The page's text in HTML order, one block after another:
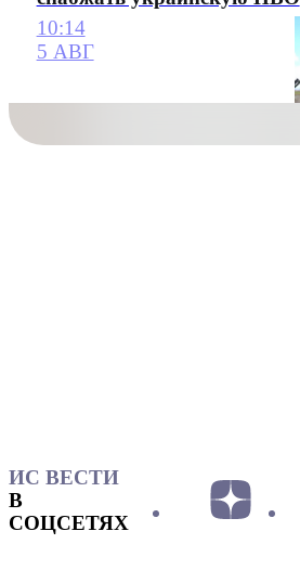
10:14
5 АВГ
ИС ВЕСТИ
В
СОЦСЕТЯХ